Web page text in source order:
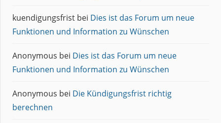
kuendigungsfrist bei Dies ist das Forum um neue
Funktionen und Information zu Wünschen
Anonymous bei Dies ist das Forum um neue
Funktionen und Information zu Wünschen
Anonymous bei Die Kündigungsfrist richtig
berechnen